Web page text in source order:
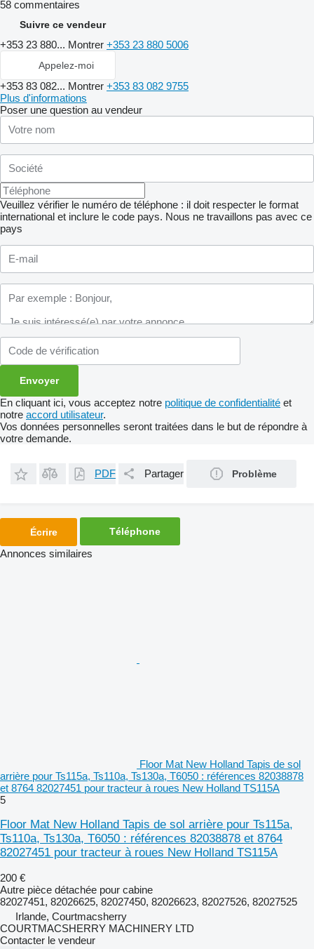
58 commentaires
Suivre ce vendeur
+353 23 880... Montrer +353 23 880 5006
Appelez-moi
+353 83 082... Montrer +353 83 082 9755
Plus d'informations
Poser une question au vendeur
Veuillez vérifier le numéro de téléphone : il doit respecter le format
international et inclure le code pays. Nous ne travaillons pas avec ce
pays
En cliquant ici, vous acceptez notre politique de confidentialité et
notre accord utilisateur.
Vos données personnelles seront traitées dans le but de répondre à
votre demande.
PDF Partager Problème
Écrire Téléphone
Annonces similaires
Floor Mat New Holland Tapis de sol
arrière pour Ts115a, Ts110a, Ts130a, T6050 : références 82038878
et 8764 82027451 pour tracteur à roues New Holland TS115A
5
Floor Mat New Holland Tapis de sol arrière pour Ts115a,
Ts110a, Ts130a, T6050 : références 82038878 et 8764
82027451 pour tracteur à roues New Holland TS115A
200 €
Autre pièce détachée pour cabine
82027451, 82026625, 82027450, 82026623, 82027526, 82027525
Irlande, Courtmacsherry
COURTMACSHERRY MACHINERY LTD
Contacter le vendeur